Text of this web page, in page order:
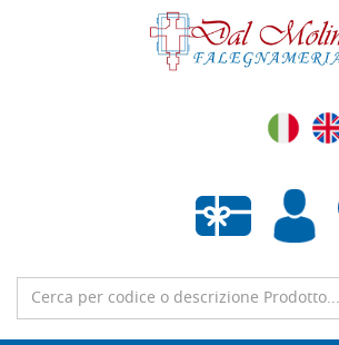
Lista de deseos